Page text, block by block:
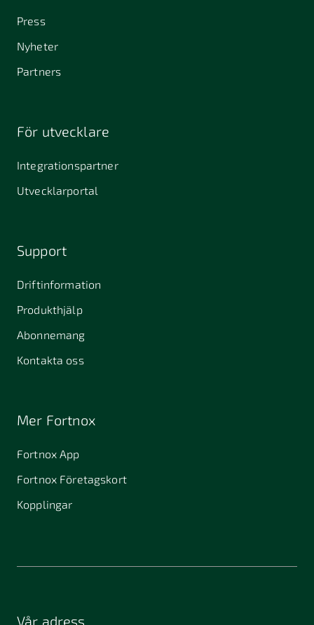
Press
Nyheter
Partners
För utvecklare
Integrationspartner
Utvecklarportal
Support
Driftinformation
Produkthjälp
Abonnemang
Kontakta oss
Mer Fortnox
Fortnox App
Fortnox Företagskort
Kopplingar
Vår adress